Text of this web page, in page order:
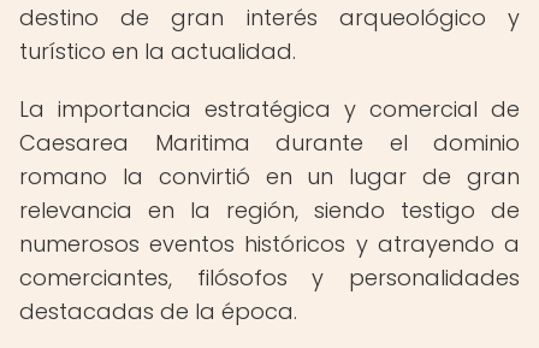
destino de gran interés arqueológico y
turístico en la actualidad.
La importancia estratégica y comercial de
Caesarea Maritima durante el dominio
romano la convirtió en un lugar de gran
relevancia en la región, siendo testigo de
numerosos eventos históricos y atrayendo a
comerciantes, filósofos y personalidades
destacadas de la época.